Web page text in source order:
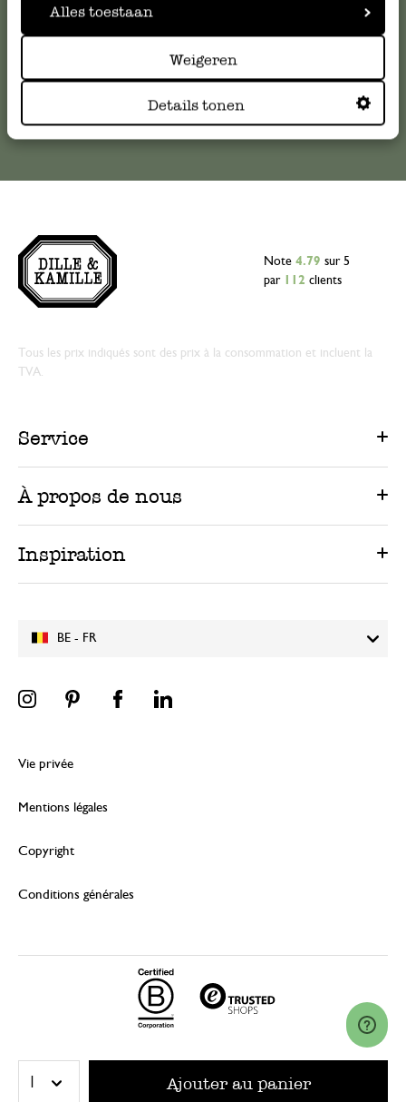
Alles toestaan
Weigeren
Details tonen
Ajouter au panier
Service client en ligne
BE - FR
Note 4.79 sur 5
par
112 clients
Tous les prix indiqués sont des prix à la consommation et incluent la
TVA.
Service
À propos de nous
Inspiration
Vie privée
Mentions légales
Copyright
Conditions générales
© 2026 Dille & Kamille (Nederland) B.V.